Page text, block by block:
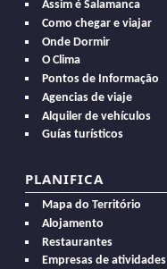
Assim é Salamanca
Como chegar e viajar
Onde Dormir
O Clima
Pontos de Informação
Agencias de viaje
Alquiler de vehículos
Guías turísticos
PLANIFICA
Mapa do Território
Alojamento
Restaurantes
Empresas de atividades